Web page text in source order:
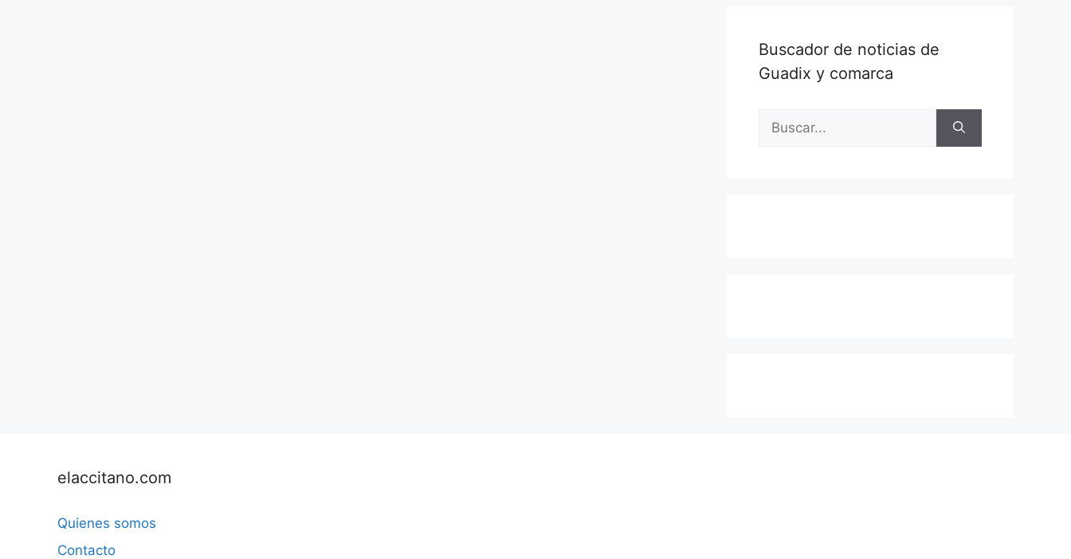
Buscador de noticias de
Guadix y comarca
Buscar:
elaccitano.com
Quienes somos
Contacto